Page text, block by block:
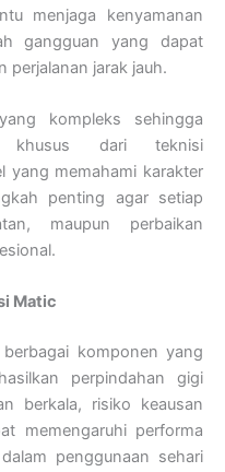
menjaga kenyamanan
gangguan yang dapat
perjalanan jarak jauh.
kompleks sehingga
khusus dari teknisi
yang memahami karakter
penting agar setiap
maupun perbaikan
Matic
komponen yang
perpindahan gigi
berkala, risiko keausan
memengaruhi performa
penggunaan sehari